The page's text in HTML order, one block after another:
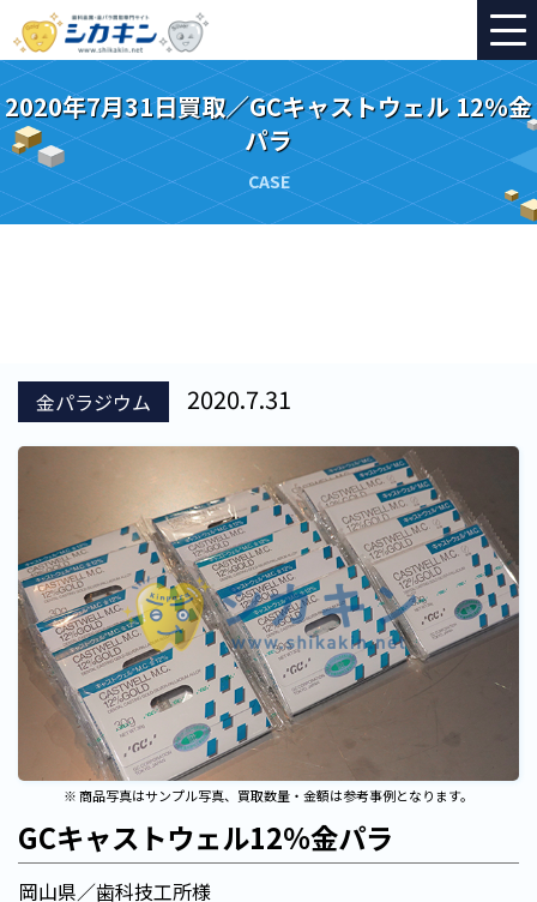
2020年7月31日買取／GCキャストウェル 12％金
パラ
CASE
金パラジウム 2020.7.31
※ 商品写真はサンプル写真、買取数量・金額は参考事例となります。
GCキャストウェル12％金パラ
岡山県／歯科技工所様